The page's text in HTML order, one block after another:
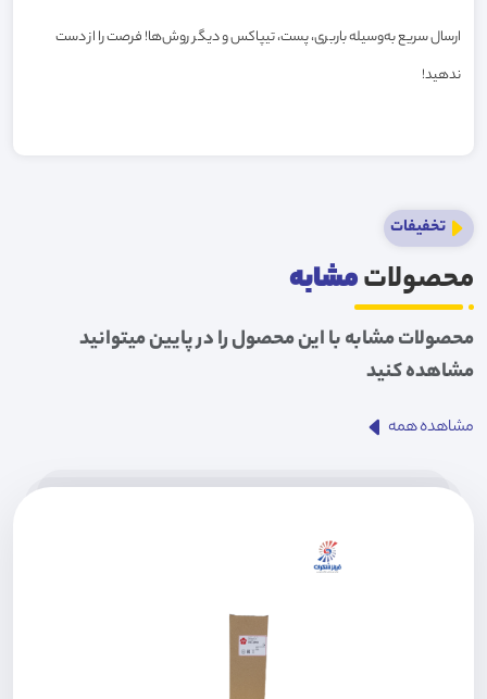
ارسال سریع به‌وسیله باربری، پست، تیپاکس و دیگر روش‌ها! فرصت را از دست
ندهید!
تخفیفات
محصولاتمشابه
محصولات مشابه با این محصول را در پایین میتوانید
مشاهده کنید
مشاهده همه